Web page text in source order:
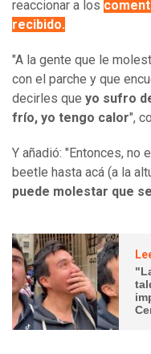
reaccionar a los
recibido.
"A la gente que le
con el parche y que
decirles que yo sufro
frío, yo tengo calor",
Y añadió: "Entonces, no
beetle hasta acá (a la
puede molestar que